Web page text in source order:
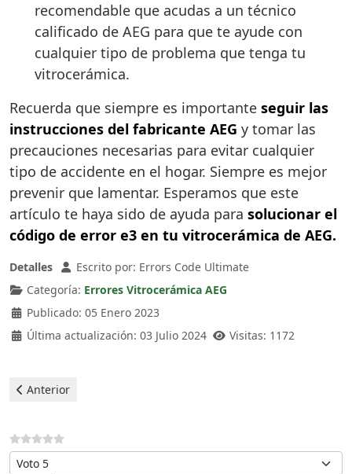
recomendable que acudas a un técnico
calificado de AEG para que te ayude con
cualquier tipo de problema que tenga tu
vitrocerámica.
Recuerda que siempre es importante seguir las
instrucciones del fabricante AEG y tomar las
precauciones necesarias para evitar cualquier
tipo de accidente en el hogar. Siempre es mejor
prevenir que lamentar. Esperamos que este
artículo te haya sido de ayuda para solucionar el
código de error e3 en tu vitrocerámica de AEG.
Detalles Escrito por: Errors Code Ultimate
Categoría: Errores Vitrocerámica AEG
Publicado: 05 Enero 2023
Última actualización: 03 Julio 2024
Visitas: 1172
Artículo anterior: Aeg Vitrocerámica - error e9
Anterior
Por favor, vote